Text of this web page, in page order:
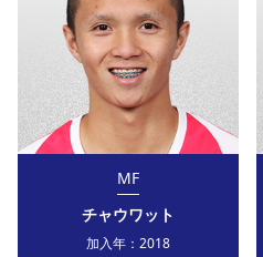
MF
チャウワット
加入年： 2018